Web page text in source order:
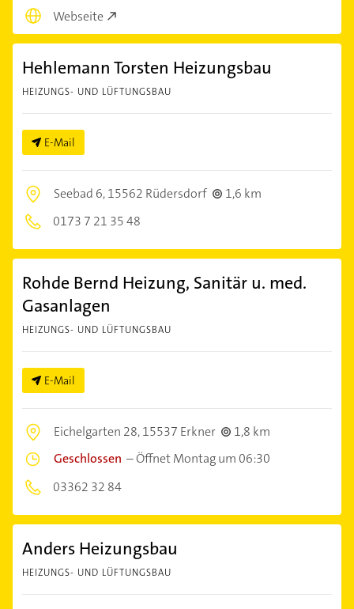
Webseite
Hehlemann Torsten Heizungsbau
HEIZUNGS- UND LÜFTUNGSBAU
E-Mail
Seebad 6,15562 Rüdersdorf
1,6 km
0173 7 21 35 48
Rohde Bernd Heizung, Sanitär u. med.
Gasanlagen
HEIZUNGS- UND LÜFTUNGSBAU
E-Mail
Eichelgarten 28,15537 Erkner
1,8 km
Geschlossen –Öffnet Montag um 06:30
03362 32 84
Anders Heizungsbau
HEIZUNGS- UND LÜFTUNGSBAU